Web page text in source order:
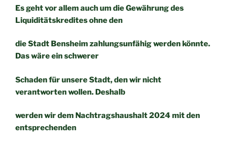
Es geht vor allem auch um die Gewährung des
Liquiditätskredites ohne den
die Stadt Bensheim zahlungsunfähig werden könnte.
Das wäre ein schwerer
Schaden für unsere Stadt, den wir nicht
verantworten wollen. Deshalb
werden wir dem Nachtragshaushalt 2024 mit den
entsprechenden